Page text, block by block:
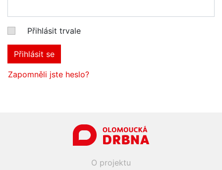
Přihlásit trvale
Přihlásit se
Zapomněli jste heslo?
O projektu